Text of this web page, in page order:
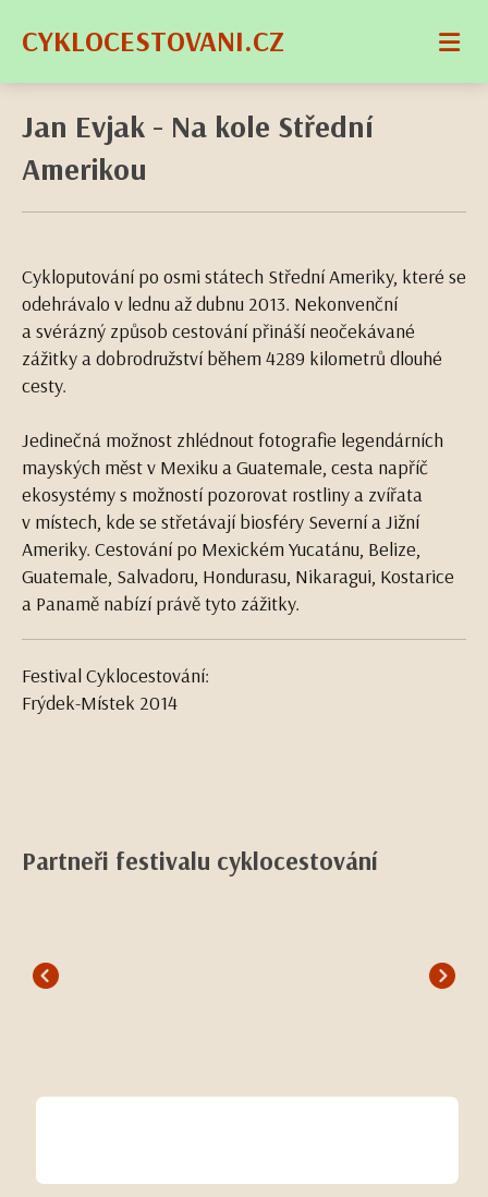
CYKLOCESTOVANI.CZ
Jan Evjak - Na kole Střední
Amerikou
Cykloputování po osmi státech Střední Ameriky, které se
odehrávalo v lednu až dubnu 2013. Nekonvenční
a svérázný způsob cestování přináší neočekávané
zážitky a dobrodružství během 4289 kilometrů dlouhé
cesty.
Jedinečná možnost zhlédnout fotografie legendárních
mayských měst v Mexiku a Guatemale, cesta napříč
ekosystémy s možností pozorovat rostliny a zvířata
v místech, kde se střetávají biosféry Severní a Jižní
Ameriky. Cestování po Mexickém Yucatánu, Belize,
Guatemale, Salvadoru, Hondurasu, Nikaragui, Kostarice
a Panamě nabízí právě tyto zážitky.
Festival Cyklocestování:
Frýdek-Místek 2014
Partneři festivalu cyklocestování